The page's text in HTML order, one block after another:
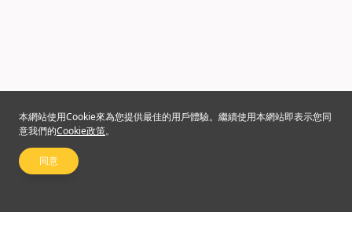
本網站使用Cookie來為您提供最佳的用戶體驗。繼續使用本網站即表示您同
意我們的Cookie政策。
同意